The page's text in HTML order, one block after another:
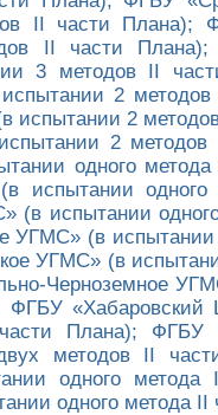
II части Плана);
II части Плана);
3 методов II
2
2
2 методов
одного
испытании
(в испытании
УГМС» (в испытании
УГМС» (в
Черноземное
ФГБУ
Плана); ФГБУ
методов II
одного метода
одного метода II